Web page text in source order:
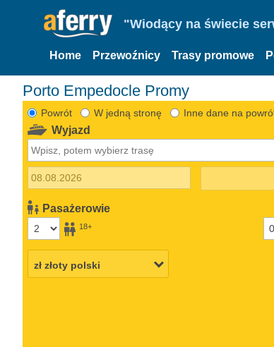
"Wiodący na świecie
Home Przewoźnicy Trasy promowe
Porto Empedocle Promy
Powrót W jedną stronę Inne dane na
Wyjazd
Pasażerowie
18+